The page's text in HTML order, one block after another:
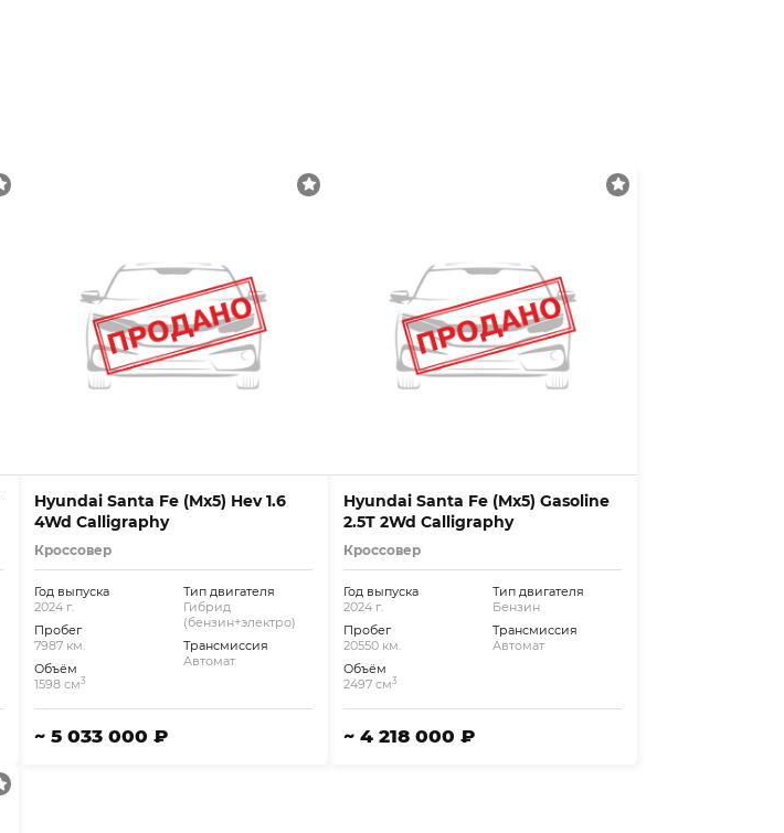
Hyundai Santa Fe (Mx5) Hev 1.6
4Wd Calligraphy
Кроссовер
Год выпуска
2024 г.
Пробег
7987 км.
Объём
1598 см3
Тип двигателя
Гибрид
(бензин+электро)
Трансмиссия
Автомат
~ 5 033 000 ₽
Hyundai Santa Fe (Mx5) Gasoline
2.5T 2Wd Calligraphy
Кроссовер
Год выпуска
2024 г.
Пробег
20550 км.
Объём
2497 см3
Тип двигателя
Бензин
Трансмиссия
Автомат
~ 4 218 000 ₽